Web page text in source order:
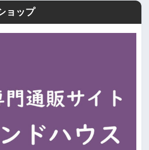
ョップ